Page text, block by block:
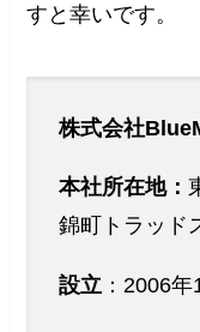
すと幸いです。
株式会社
本社所在地：
錦町トラッド
設立 ：2006